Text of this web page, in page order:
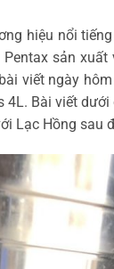
hiệu nổi
sản
viết ngày
4L. Bài viết
Lạc Hồng sau